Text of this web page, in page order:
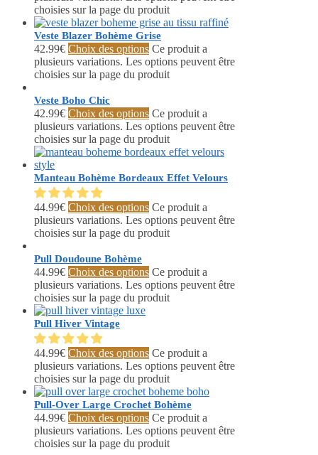
choisies sur la page du produit
Veste Blazer Bohème Grise
42.99€ Choix des options Ce produit a
plusieurs variations. Les options peuvent être
choisies sur la page du produit
Veste Boho Chic
42.99€ Choix des options Ce produit a
plusieurs variations. Les options peuvent être
choisies sur la page du produit
Manteau Bohème Bordeaux Effet Velours
44.99€ Choix des options Ce produit a
plusieurs variations. Les options peuvent être
choisies sur la page du produit
Pull Doudoune Bohème
44.99€ Choix des options Ce produit a
plusieurs variations. Les options peuvent être
choisies sur la page du produit
Pull Hiver Vintage
44.99€ Choix des options Ce produit a
plusieurs variations. Les options peuvent être
choisies sur la page du produit
Pull-Over Large Crochet Bohème
44.99€ Choix des options Ce produit a
plusieurs variations. Les options peuvent être
choisies sur la page du produit